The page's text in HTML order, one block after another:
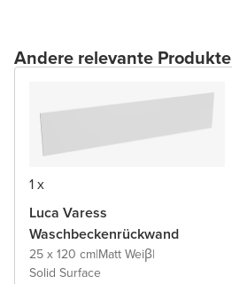
Andere relevante Produkte
1 x
Luca Varess
Waschbeckenrückwand
25 x 120 cm|Matt Weiβ|
Solid Surface